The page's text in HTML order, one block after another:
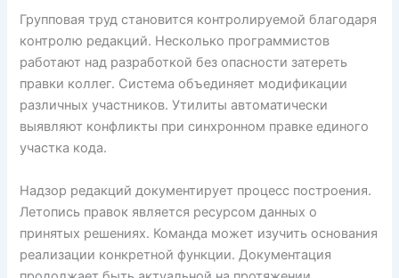
Групповая труд становится контролируемой благодаря
контролю редакций. Несколько программистов
работают над разработкой без опасности затереть
правки коллег. Система объединяет модификации
различных участников. Утилиты автоматически
выявляют конфликты при синхронном правке единого
участка кода.
Надзор редакций документирует процесс построения.
Летопись правок является ресурсом данных о
принятых решениях. Команда может изучить основания
реализации конкретной функции. Документация